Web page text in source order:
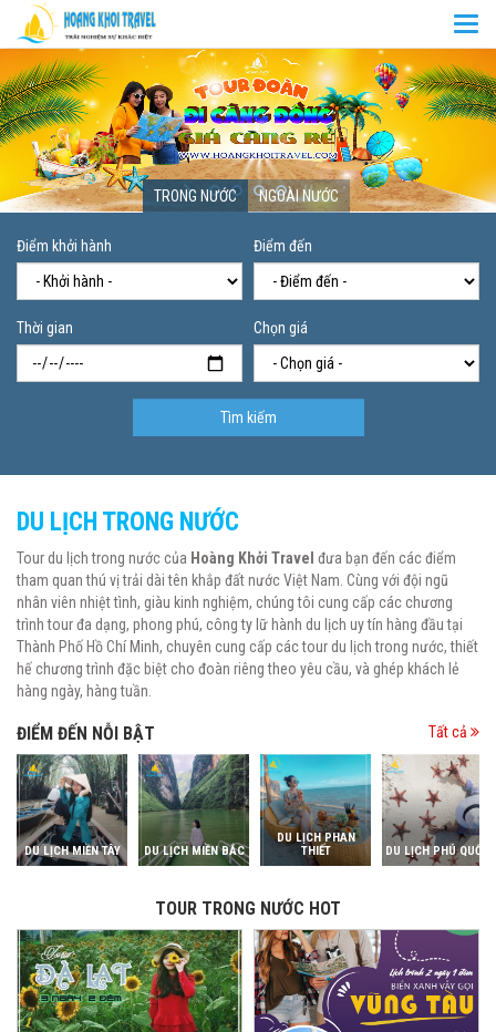
TRONG NƯỚC NGOÀI NƯỚC
Điểm khởi hành Điểm đến
Thời gian Chọn giá
Tìm kiếm
DU LỊCH TRONG NƯỚC
Tour du lịch trong nước của Hoàng Khởi Travel đưa bạn đến các điểm
tham quan thú vị trải dài tên khắp đất nước Việt Nam. Cùng với đội ngũ
nhân viên nhiệt tình, giàu kinh nghiệm, chúng tôi cung cấp các chương
trình tour đa dạng, phong phú, công ty lữ hành du lịch uy tín hàng đầu tại
Thành Phố Hồ Chí Minh, chuyên cung cấp các tour du lịch trong nước, thiết
hế chương trình đặc biệt cho đoàn riêng theo yêu cầu, và ghép khách lẻ
hàng ngày, hàng tuần.
ĐIỂM ĐẾN NỖI BẬT Tất cả
DU LỊCH MIỀN TÂY DU LỊCH MIỀN BẮC
DU LỊCH PHAN
THIẾT
DU LỊCH PHÚ QUỐC
TOUR TRONG NƯỚC HOT